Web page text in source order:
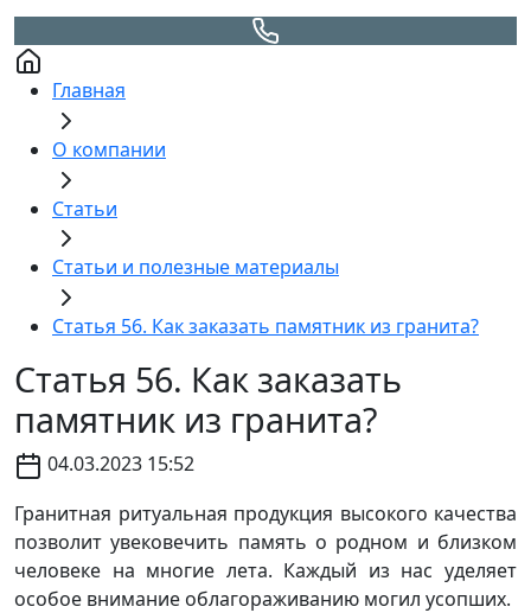
Главная
О компании
Статьи
Статьи и полезные материалы
Статья 56. Как заказать памятник из гранита?
Статья 56. Как заказать
памятник из гранита?
04.03.2023 15:52
Гранитная ритуальная продукция высокого качества
позволит увековечить память о родном и близком
человеке на многие лета. Каждый из нас уделяет
особое внимание облагораживанию могил усопших.